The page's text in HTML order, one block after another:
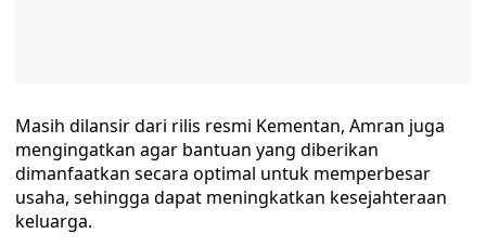
Masih dilansir dari rilis resmi Kementan, Amran juga
mengingatkan agar bantuan yang diberikan
dimanfaatkan secara optimal untuk memperbesar
usaha, sehingga dapat meningkatkan kesejahteraan
keluarga.